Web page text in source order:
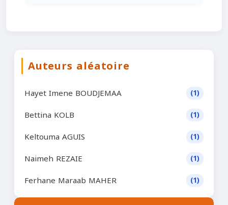
Auteurs aléatoire
Hayet Imene BOUDJEMAA (1)
Bettina KOLB (1)
Keltouma AGUIS (1)
Naimeh REZAIE (1)
Ferhane Maraab MAHER (1)